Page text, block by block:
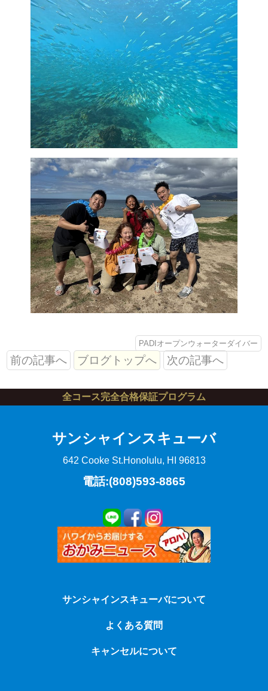
PADIオープンウォーターダイバー
前の記事へ ブログトップへ 次の記事へ
全コース完全合格保証プログラム
サンシャインスキューバ
642 Cooke St.Honolulu, HI 96813
電話:(808)593-8865
サンシャインスキューバについて
よくある質問
キャンセルについて